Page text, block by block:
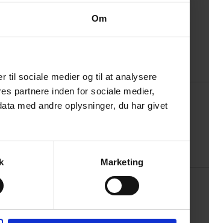
Om
til sociale medier og til at analysere
partnere inden for sociale medier,
med andre oplysninger, du har givet
Marketing